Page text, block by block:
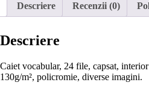
Descriere Recenzii (0)
Descriere
Caiet vocabular, 24 file, capsat,
130g/m², policromie, diverse imagini.